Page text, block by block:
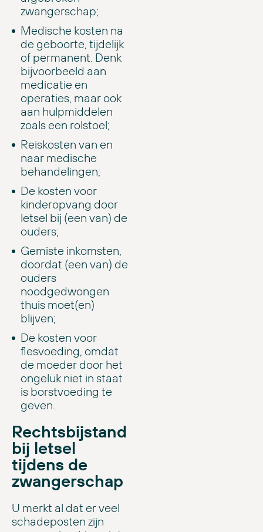
zwangerschap;
Medische kosten na
de geboorte, tijdelijk
of permanent. Denk
bijvoorbeeld aan
medicatie en
operaties, maar ook
aan hulpmiddelen
zoals een rolstoel;
Reiskosten van en
naar medische
behandelingen;
De kosten voor
kinderopvang door
letsel bij (een van) de
ouders;
Gemiste inkomsten,
doordat (een van) de
ouders
noodgedwongen
thuis moet(en)
blijven;
De kosten voor
flesvoeding, omdat
de moeder door het
ongeluk niet in staat
is borstvoeding te
geven.
Rechtsbijstand
bij letsel
tijdens de
zwangerschap
U merkt al dat er veel
schadeposten zijn